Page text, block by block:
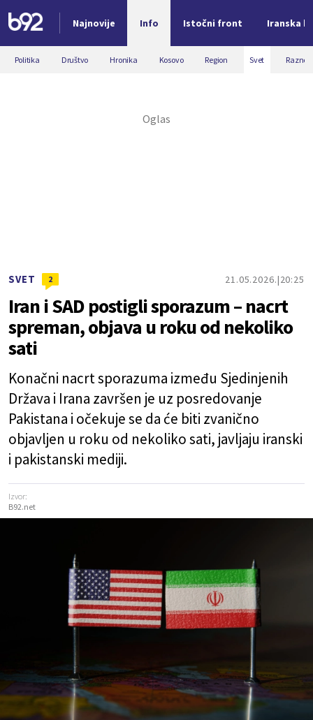
Najnovije Info Istočni front Iranska
Nova vest
Politika Društvo Hronika Kosovo Region Svet Razno
SVET 2 21.05.2026. 20:25
Iran i SAD postigli sporazum – nacrt
spreman, objava u roku od nekoliko
sati
Konačni nacrt sporazuma između Sjedinjenih
Država i Irana završen je uz posredovanje
Pakistana i očekuje se da će biti zvanično
objavljen u roku od nekoliko sati, javljaju iranski
i pakistanski mediji.
Izvor:
B92.net